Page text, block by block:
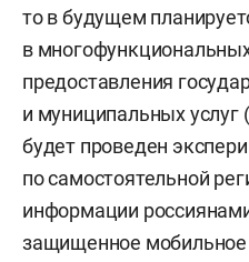
то в будущем
в
предоставления
и муниципальных
будет проведен
по самостоятельной
информации
защищенное